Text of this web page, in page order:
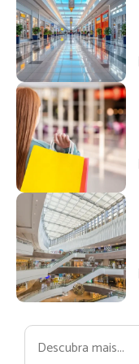
Pesquisar